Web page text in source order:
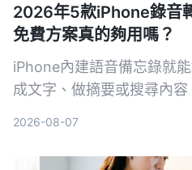
2026年5款iPhone錄音
免費方案真的夠用嗎？
iPhone內建語音備忘錄就
成文字、做摘要或搜尋內
2026-08-07